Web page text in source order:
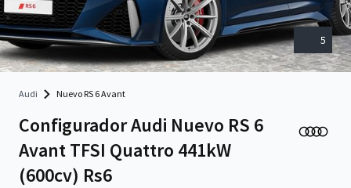
5
Audi Nuevo RS 6 Avant
Configurador Audi Nuevo RS 6
Avant TFSI Quattro 441kW
(600cv) Rs6